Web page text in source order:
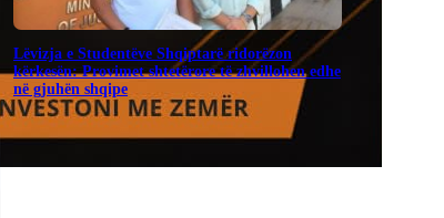
Lëvizja e Studentëve Shqiptarë ridorëzon
kërkesën: Provimet shtetërore të zhvillohen edhe
në gjuhën shqipe